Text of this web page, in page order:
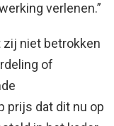
verlenen.”
zij niet betrokken
of
prijs dat dit nu op